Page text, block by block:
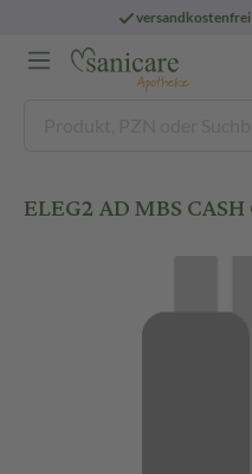
versandkostenfrei
ELEG2 AD MBS CASH